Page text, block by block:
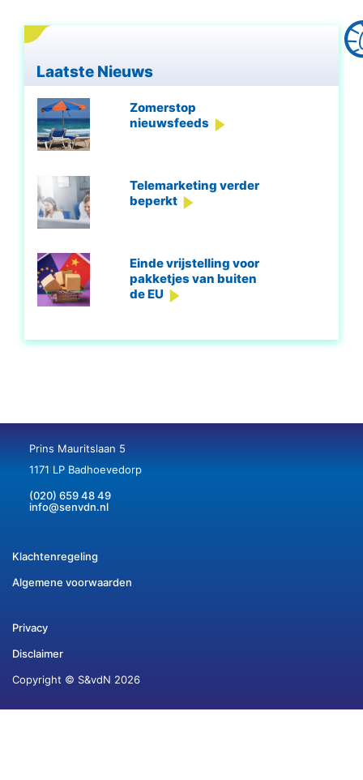
Laatste Nieuws
Zomerstop
nieuwsfeeds
Telemarketing verder
beperkt
Einde vrijstelling voor
pakketjes van buiten
de EU
Prins Mauritslaan 5
1171 LP Badhoevedorp
(020) 659 48 49
info@senvdn.nl
Klachtenregeling
Algemene voorwaarden
Privacy
Disclaimer
Copyright © S&vdN 2026